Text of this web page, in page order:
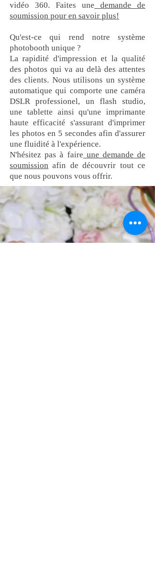
vidéo 360. Faites une demande de
soumission pour en savoir plus!
Qu'est-ce qui rend notre système
photobooth unique ?
La rapidité d'impression et la qualité
des photos qui va au delà des attentes
des clients. Nous utilisons un système
automatique qui comporte une caméra
DSLR professionel, un flash studio,
une tablette ainsi qu'une imprimante
haute efficacité s'assurant d'imprimer
les photos en 5 secondes afin d'assurer
une fluidité à l'expérience.
N'hésitez pas à faire une demande de
soumission afin de découvrir tout ce
que nous pouvons vous offrir.